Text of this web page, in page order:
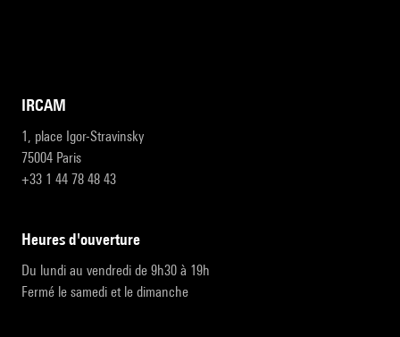
IRCAM
1, place Igor-Stravinsky
75004 Paris
+33 1 44 78 48 43
heures d'ouverture
Du lundi au vendredi de 9h30 à 19h
Fermé le samedi et le dimanche